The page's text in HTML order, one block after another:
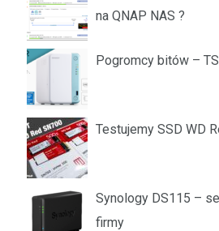
na QNAP NAS ?
Pogromcy bitów –
Testujemy SSD WD
Synology DS115 –
firmy